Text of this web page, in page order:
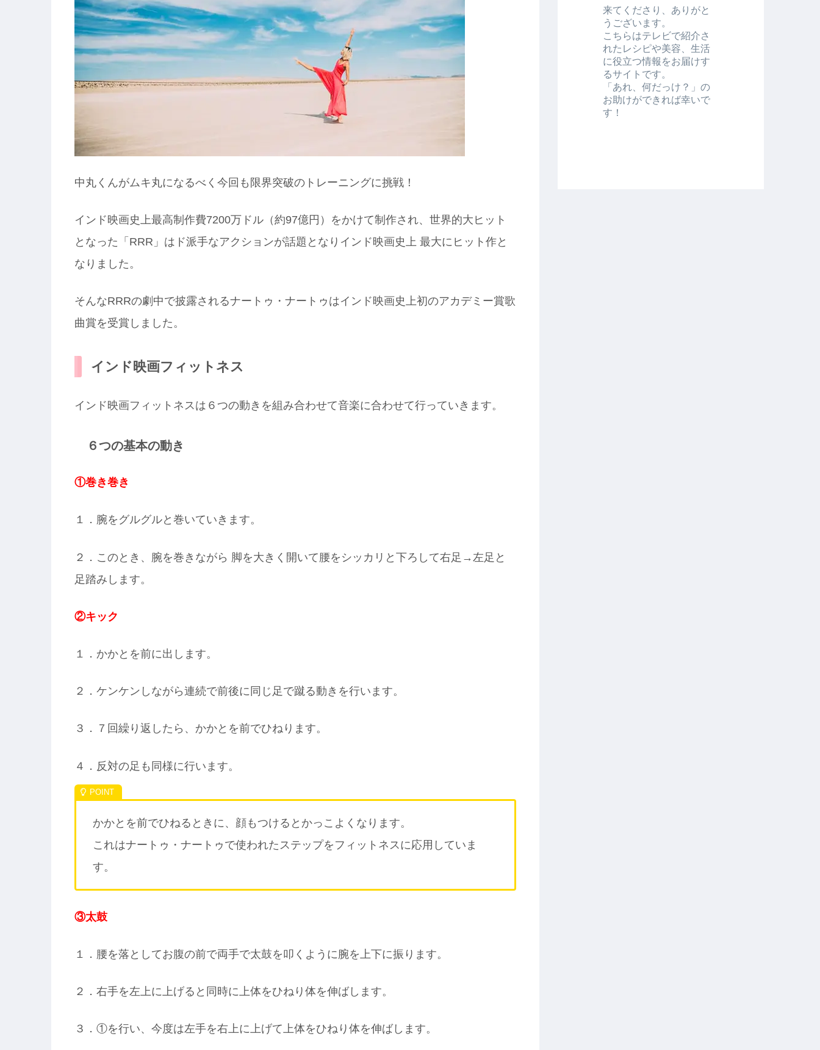
中丸くんがムキ丸になるべく今回も限界突破のトレーニングに挑戦！
インド映画史上最高制作費7200万ドル（約97億円）をかけて制作され、世界的大ヒット
となった「RRR」はド派手なアクションが話題となりインド映画史上 最大にヒット作と
なりました。
そんなRRRの劇中で披露されるナートゥ・ナートゥはインド映画史上初のアカデミー賞歌
曲賞を受賞しました。
インド映画フィットネス
インド映画フィットネスは６つの動きを組み合わせて音楽に合わせて行っていきます。
６つの基本の動き
①巻き巻き
１．腕をグルグルと巻いていきます。
２．このとき、腕を巻きながら 脚を大きく開いて腰をシッカリと下ろして右足→左足と
足踏みします。
②キック
１．かかとを前に出します。
２．ケンケンしながら連続で前後に同じ足で蹴る動きを行います。
３．７回繰り返したら、かかとを前でひねります。
４．反対の足も同様に行います。
かかとを前でひねるときに、顔もつけるとかっこよくなります。
これはナートゥ・ナートゥで使われたステップをフィットネスに応用していま
す。
③太鼓
１．腰を落としてお腹の前で両手で太鼓を叩くように腕を上下に振ります。
２．右手を左上に上げると同時に上体をひねり体を伸ばします。
３．①を行い、今度は左手を右上に上げて上体をひねり体を伸ばします。
来てくださり、ありがと
うございます。
こちらはテレビで紹介さ
れたレシピや美容、生活
に役立つ情報をお届けす
るサイトです。
「あれ、何だっけ？」の
お助けができれば幸いで
す！